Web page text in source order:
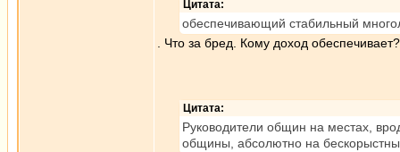
Цитата:
обеспечивающий стабильный
. Что за бред. Кому доход обеспечивает?
Цитата:
Руководители общин на местах,
общины, абсолютно на